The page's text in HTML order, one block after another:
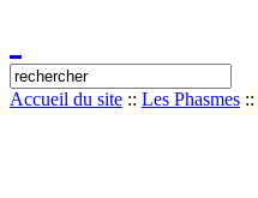
Accueil du site :: Les Phasmes ::